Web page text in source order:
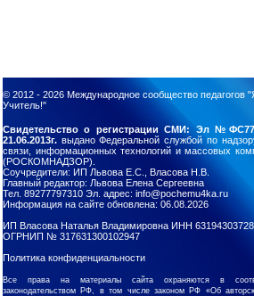
© 2012 - 2026 Международное сообщество педагогов
Учитель!"
Свидетельство о регистрации СМИ: Эл
21.06.2013г. выдано Федеральной службой по
связи, информационных технологий и массовых
(РОСКОМНАДЗОР).
Соучредители: ИП Львова Е.С., Власова Н.В.
Главный редактор: Львова Елена Сергеевна
Тел. 89277797310 Эл. адрес: info@pochemu4ka.ru
Информация на сайте обновлена: 06.08.2026
ИП Власова Наталья Владимировна ИНН
ОГРНИП № 317631300102947
Политика конфиденциальности
Все права на материалы сайта охраняются в
законодательством РФ, в том числе законом РФ «Об